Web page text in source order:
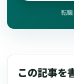
転
この記事を